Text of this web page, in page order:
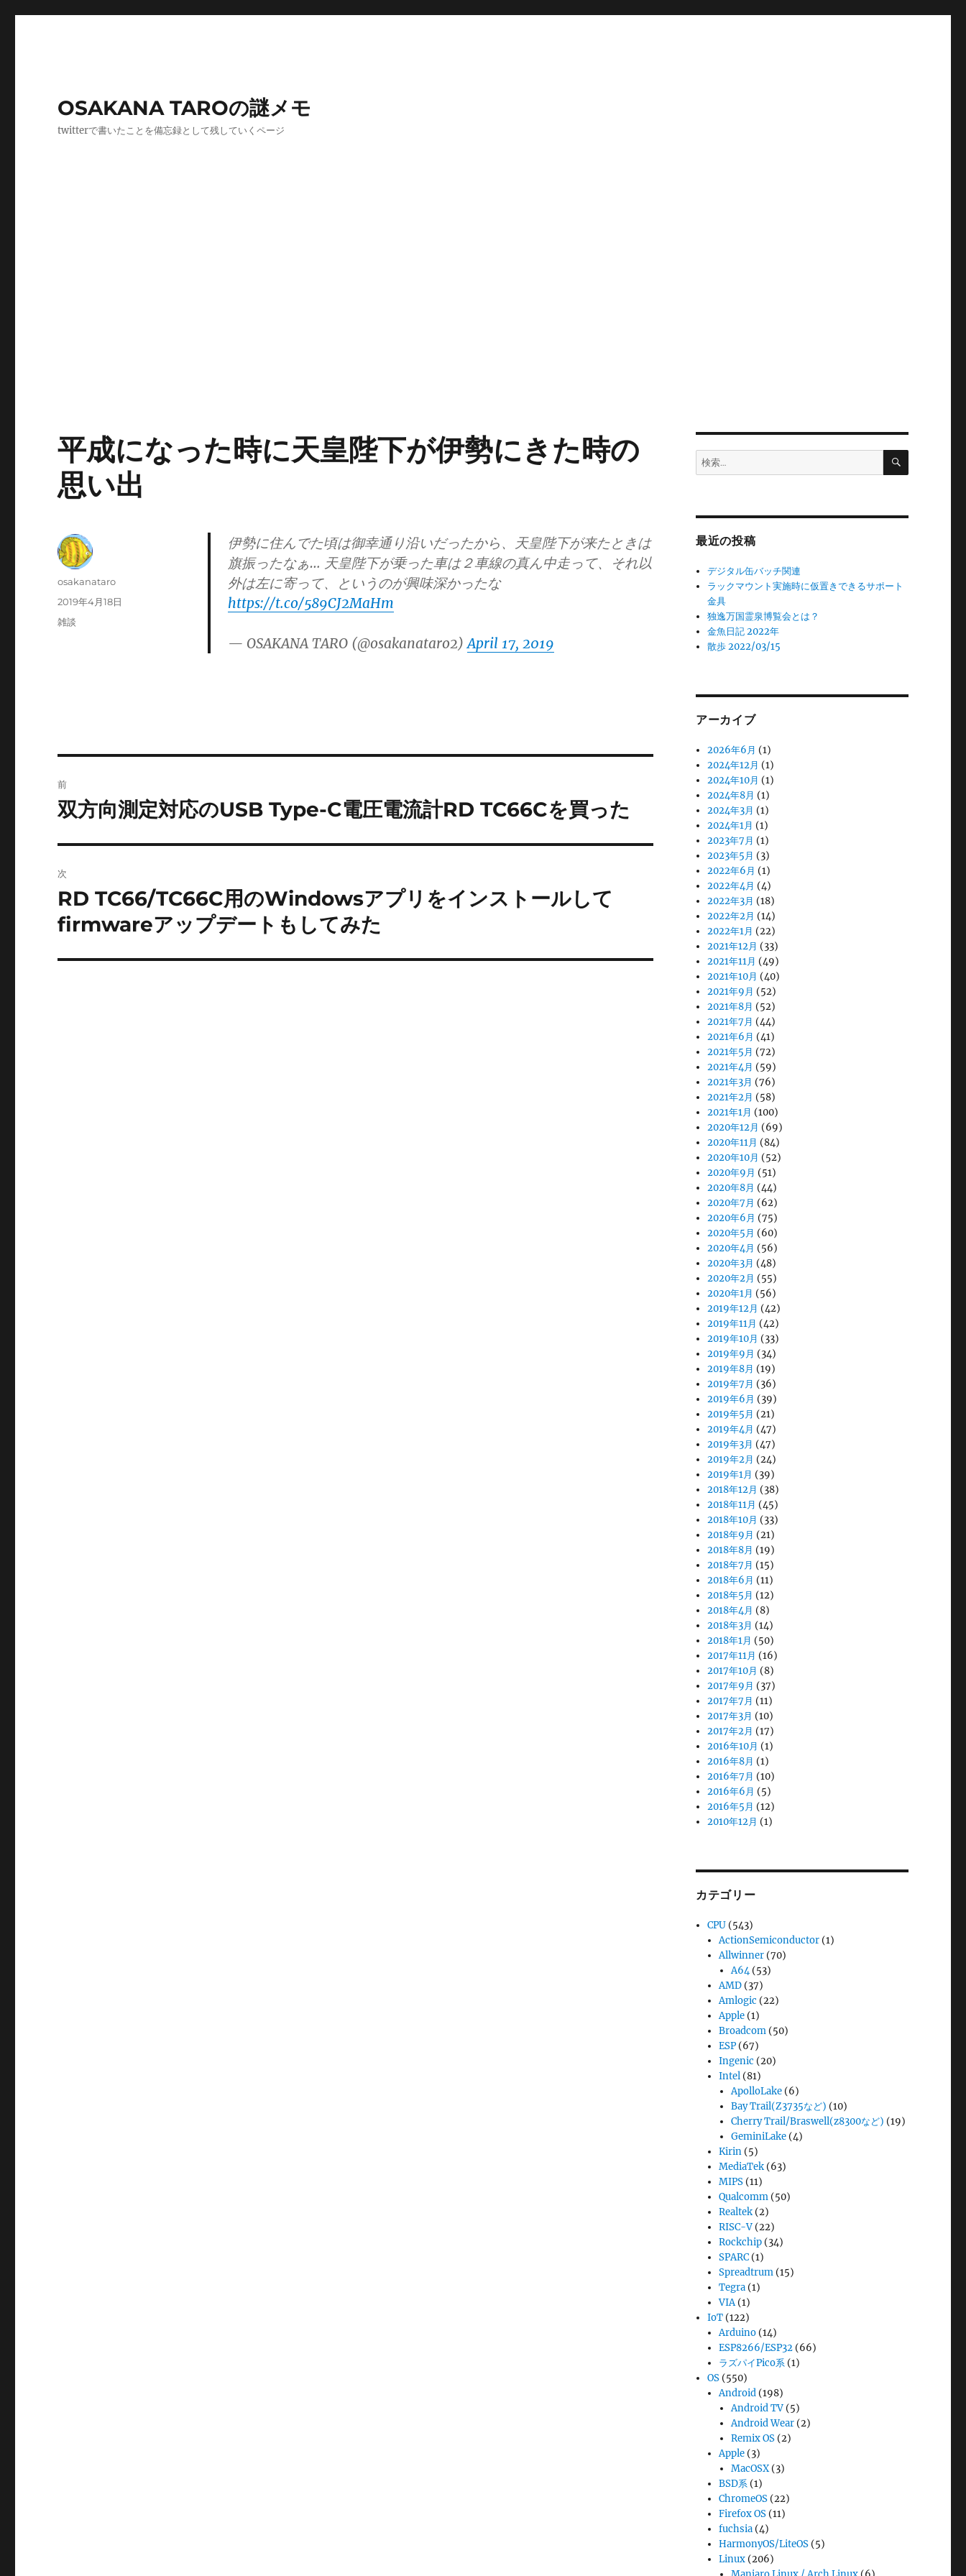
OSAKANA TAROの謎メモ
twitterで書いたことを備忘録として残していくページ
平成になった時に天皇陛下が伊勢にきた時の
思い出
伊勢に住んでた頃は御幸通り沿いだったから、天皇陛下が来たときは
旗振ったなぁ… 天皇陛下が乗った車は２車線の真ん中走って、それ以
外は左に寄って、というのが興味深かったな
https://t.co/589CJ2MaHm
— OSAKANA TARO (@osakanataro2)April 17, 2019
投
osakanataro
投
稿
2019年4月18日
カ
雑談
稿
ゲ
ー
前
前
投
稿:
双方向測定対応のUSB Type-C電圧電流計RD TC66Cを買った
次
次
の
投
稿:
RD TC66/TC66C用のWindowsアプリをインストールして
firmwareアップデートもしてみた
検
索:
検
最近の投稿
デジタル缶バッチ関連
ラックマウント実施時に仮置きできるサポート
金具
独逸万国霊泉博覧会とは？
金魚日記 2022年
散歩 2022/03/15
アーカイブ
2026年6月 (1)
2024年12月 (1)
2024年10月 (1)
2024年8月 (1)
2024年3月 (1)
2024年1月 (1)
2023年7月 (1)
2023年5月 (3)
2022年6月 (1)
2022年4月 (4)
2022年3月 (18)
2022年2月 (14)
2022年1月 (22)
2021年12月 (33)
2021年11月 (49)
2021年10月 (40)
2021年9月 (52)
2021年8月 (52)
2021年7月 (44)
2021年6月 (41)
2021年5月 (72)
2021年4月 (59)
2021年3月 (76)
2021年2月 (58)
2021年1月 (100)
2020年12月 (69)
2020年11月 (84)
2020年10月 (52)
2020年9月 (51)
2020年8月 (44)
2020年7月 (62)
2020年6月 (75)
2020年5月 (60)
2020年4月 (56)
2020年3月 (48)
2020年2月 (55)
2020年1月 (56)
2019年12月 (42)
2019年11月 (42)
2019年10月 (33)
2019年9月 (34)
2019年8月 (19)
2019年7月 (36)
2019年6月 (39)
2019年5月 (21)
2019年4月 (47)
2019年3月 (47)
2019年2月 (24)
2019年1月 (39)
2018年12月 (38)
2018年11月 (45)
2018年10月 (33)
2018年9月 (21)
2018年8月 (19)
2018年7月 (15)
2018年6月 (11)
2018年5月 (12)
2018年4月 (8)
2018年3月 (14)
2018年1月 (50)
2017年11月 (16)
2017年10月 (8)
2017年9月 (37)
2017年7月 (11)
2017年3月 (10)
2017年2月 (17)
2016年10月 (1)
2016年8月 (1)
2016年7月 (10)
2016年6月 (5)
2016年5月 (12)
2010年12月 (1)
カテゴリー
CPU (543)
ActionSemiconductor (1)
Allwinner (70)
A64(53)
AMD (37)
Amlogic (22)
Apple (1)
Broadcom (50)
ESP (67)
Ingenic (20)
Intel (81)
ApolloLake(6)
Bay Trail(Z3735など) (10)
Cherry Trail/Braswell(z8300など) (19)
GeminiLake(4)
Kirin (5)
MediaTek (63)
MIPS (11)
Qualcomm (50)
Realtek (2)
RISC-V (22)
Rockchip (34)
SPARC (1)
Spreadtrum (15)
Tegra (1)
VIA(1)
IoT (122)
Arduino (14)
ESP8266/ESP32 (66)
ラズパイPico系 (1)
OS (550)
Android (198)
Android TV(5)
Android Wear(2)
Remix OS(2)
Apple (3)
MacOSX(3)
BSD系 (1)
ChromeOS (22)
Firefox OS (11)
fuchsia (4)
HarmonyOS/LiteOS (5)
Linux (206)